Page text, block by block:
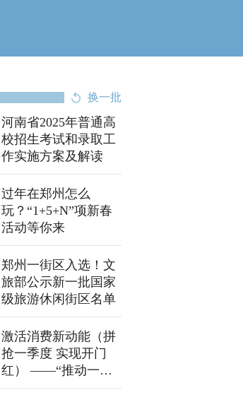
换一批
河南省2025年普通高
校招生考试和录取工
作实施方案及解读
过年在郑州怎么
玩？“1+5+N”项新春
活动等你来
郑州一街区入选！文
旅部公示新一批国家
级旅游休闲街区名单
激活消费新动能（拼
抢一季度 实现开门
红） ——“推动一季
度经济起好步开好